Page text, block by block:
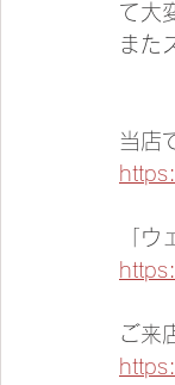
て大
また
当店
「
ご来